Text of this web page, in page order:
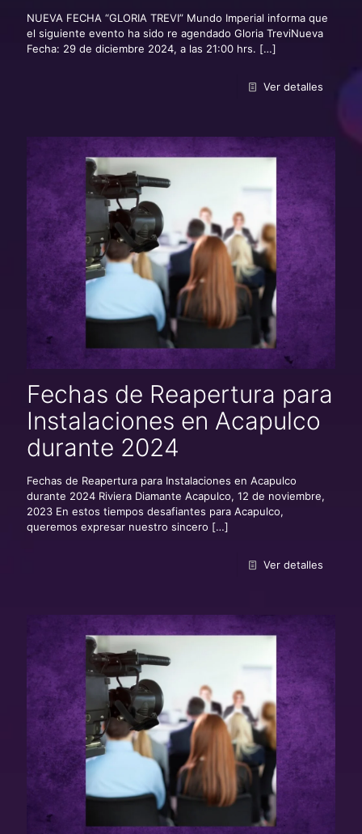
NUEVA FECHA “GLORIA TREVI” Mundo Imperial informa que
el siguiente evento ha sido re agendado Gloria TreviNueva
Fecha: 29 de diciembre 2024, a las 21:00 hrs. […]
Ver detalles
Fechas de Reapertura para
Instalaciones en Acapulco
durante 2024
Fechas de Reapertura para Instalaciones en Acapulco
durante 2024 Riviera Diamante Acapulco, 12 de noviembre,
2023 En estos tiempos desafiantes para Acapulco,
queremos expresar nuestro sincero […]
Ver detalles